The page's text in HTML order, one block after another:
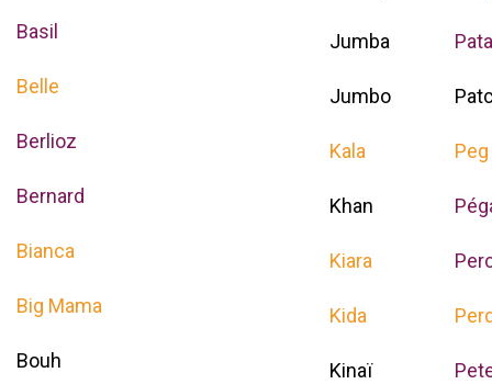
Basil
Belle
Berlioz
Bernard
Bianca
Big Mama
Bouh
Jumba
Jumbo
Kala
Khan
Kiara
Kida
Kinaï
Peg